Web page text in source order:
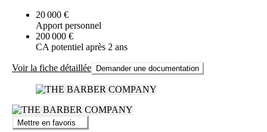
20 000 €
Apport personnel
200 000 €
CA potentiel après 2 ans
Voir la fiche détaillée Demander une documentation
Mettre en favoris